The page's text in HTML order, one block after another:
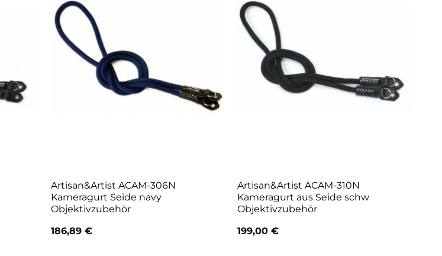
Artisan&Artist ACAM-306N
Kameragurt Seide navy
Objektivzubehör
186,89€
Artisan&Artist ACAM-310N
Kameragurt aus Seide schw
Objektivzubehör
199,00 €